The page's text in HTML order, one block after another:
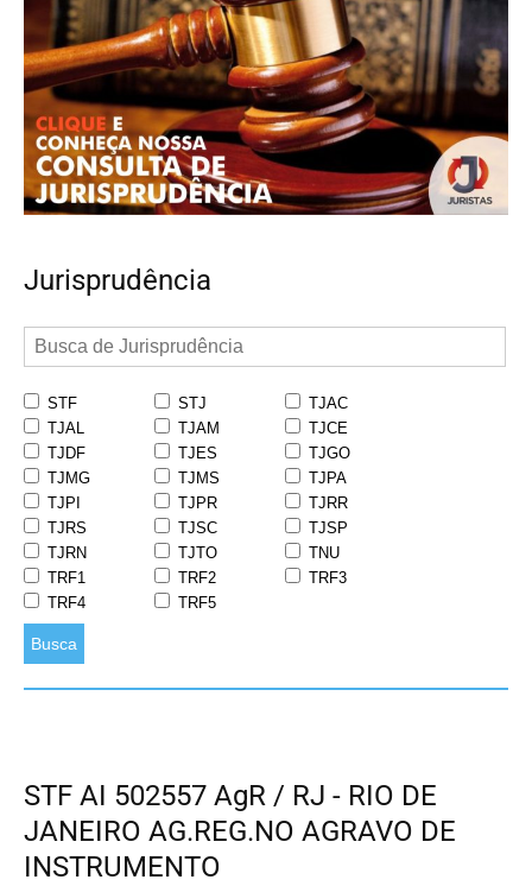
Jurisprudência
STF STJ
TJAC
TJAL
TJAM
TJCE
TJDF
TJES
TJGO
TJMG
TJMS
TJPA
TJPI
TJPR
TJRR
TJRS
TJSC
TJSP
TJRN
TJTO
TNU
TRF1
TRF2
TRF3
TRF4
TRF5
Busca
STF AI 502557 AgR / RJ - RIO DE
JANEIRO AG.REG.NO AGRAVO DE
INSTRUMENTO